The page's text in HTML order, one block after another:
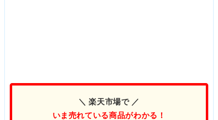
＼ 楽天市場で ／
いま売れている商品がわかる！